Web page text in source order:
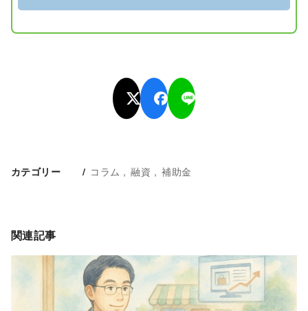
カテゴリー コラム 融資 補助金
関連記事